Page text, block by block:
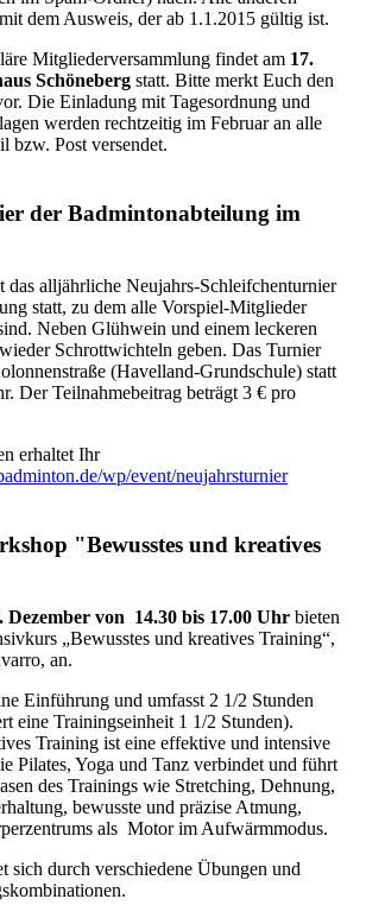
dem Ausweis, der ab 1.1.2015 gültig ist.
Mitgliederversammlung findet am 17.
Schöneberg statt. Bitte merkt Euch den
Die Einladung mit Tagesordnung und
werden rechtzeitig im Februar an alle
bzw. Post versendet.
der Badmintonabteilung im
das alljährliche Neujahrs-Schleifchenturnier
statt, zu dem alle Vorspiel-Mitglieder
Neben Glühwein und einem leckeren
Schrottwichteln geben. Das Turnier
(Havelland-Grundschule) statt
Der Teilnahmebeitrag beträgt 3 € pro
erhaltet Ihr
wp/event/neujahrsturnier
"Bewusstes und kreatives
Dezember von 14.30 bis 17.00 Uhr bieten
„Bewusstes und kreatives Training“,
an.
Einführung und umfasst 2 1/2 Stunden
eine Trainingseinheit 1 1/2 Stunden).
Training ist eine effektive und intensive
Pilates, Yoga und Tanz verbindet und führt
des Trainings wie Stretching, Dehnung,
bewusste und präzise Atmung,
als Motor im Aufwärmmodus.
sich durch verschiedene Übungen und